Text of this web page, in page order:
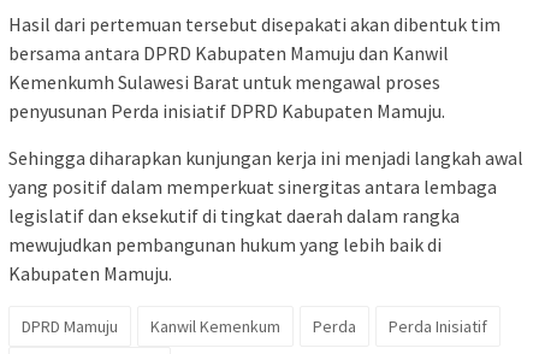
Hasil dari pertemuan tersebut disepakati akan dibentuk tim
bersama antara DPRD Kabupaten Mamuju dan Kanwil
Kemenkumh Sulawesi Barat untuk mengawal proses
penyusunan Perda inisiatif DPRD Kabupaten Mamuju.
Sehingga diharapkan kunjungan kerja ini menjadi langkah awal
yang positif dalam memperkuat sinergitas antara lembaga
legislatif dan eksekutif di tingkat daerah dalam rangka
mewujudkan pembangunan hukum yang lebih baik di
Kabupaten Mamuju.
DPRD Mamuju Kanwil Kemenkum Perda
Perda Inisiatif